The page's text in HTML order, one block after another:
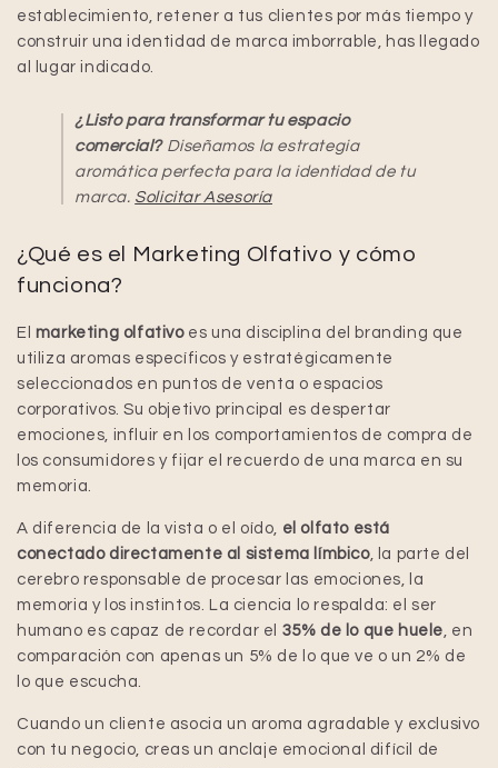
establecimiento, retener a tus clientes por más tiempo y
construir una identidad de marca imborrable, has llegado
al lugar indicado.
¿Listo para transformar tu espacio
comercial?Diseñamos la estrategia
aromática perfecta para la identidad de tu
marca. Solicitar Asesoría
¿Qué es el Marketing Olfativo y cómo
funciona?
El marketing olfativoes una disciplina del branding que
utiliza aromas específicos y estratégicamente
seleccionados en puntos de venta o espacios
corporativos. Su objetivo principal es despertar
emociones, influir en los comportamientos de compra de
los consumidores y fijar el recuerdo de una marca en su
memoria.
A diferencia de la vista o el oído, el olfato está
conectado directamente al sistema límbico, la parte del
cerebro responsable de procesar las emociones, la
memoria y los instintos. La ciencia lo respalda: el ser
humano es capaz de recordar el 35% de lo que huele , en
comparación con apenas un 5% de lo que ve o un 2% de
lo que escucha.
Cuando un cliente asocia un aroma agradable y exclusivo
con tu negocio, creas un anclaje emocional difícil de